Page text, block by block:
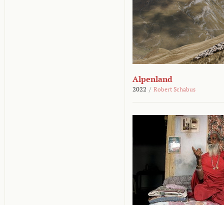
Alpenland
2022 / Robert Schabus